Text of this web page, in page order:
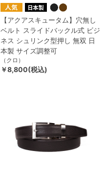
【アクアスキュータム】穴無し
ベルト スライドバックル式 ビジ
ネス シュリンク型押し 無双 日
本製 サイズ調整可
（クロ）
￥8,800(税込)